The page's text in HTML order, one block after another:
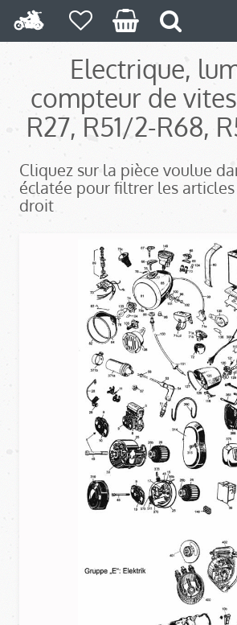
Electrique,
compteur de
R27, R51/2-R68,
Cliquez sur la pièce voulue
éclatée pour filtrer les
droit